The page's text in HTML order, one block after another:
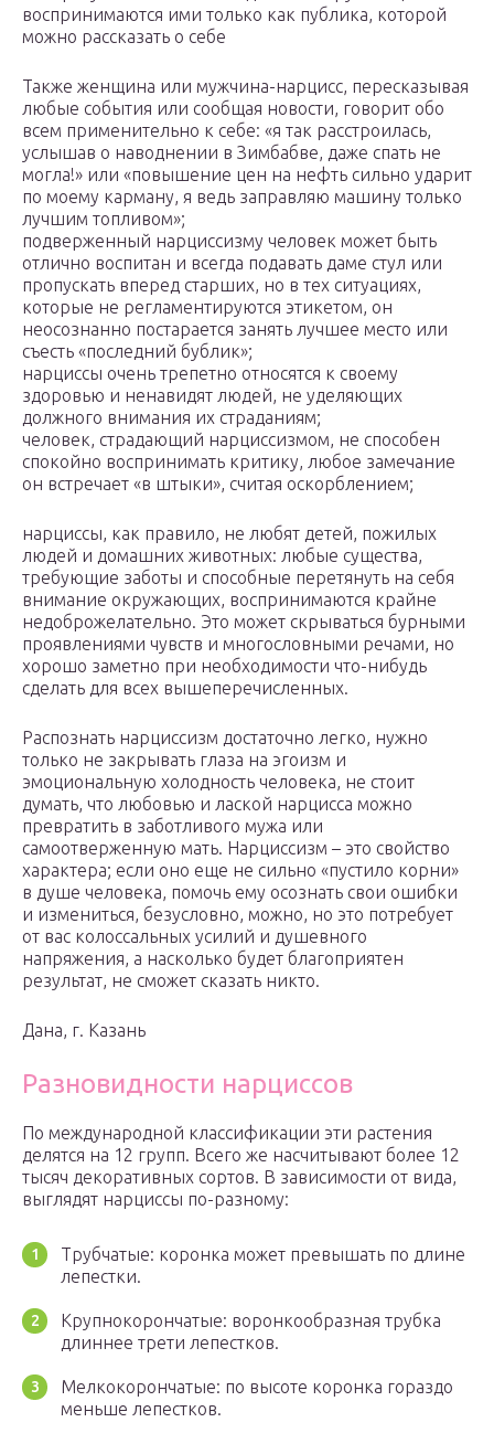
воспринимаются ими только как публика, которой
можно рассказать о себе
Также женщина или мужчина-нарцисс, пересказывая
любые события или сообщая новости, говорит обо
всем применительно к себе: «я так расстроилась,
услышав о наводнении в Зимбабве, даже спать не
могла!» или «повышение цен на нефть сильно ударит
по моему карману, я ведь заправляю машину только
лучшим топливом»;
подверженный нарциссизму человек может быть
отлично воспитан и всегда подавать даме стул или
пропускать вперед старших, но в тех ситуациях,
которые не регламентируются этикетом, он
неосознанно постарается занять лучшее место или
съесть «последний бублик»;
нарциссы очень трепетно относятся к своему
здоровью и ненавидят людей, не уделяющих
должного внимания их страданиям;
человек, страдающий нарциссизмом, не способен
спокойно воспринимать критику, любое замечание
он встречает «в штыки», считая оскорблением;
нарциссы, как правило, не любят детей, пожилых
людей и домашних животных: любые существа,
требующие заботы и способные перетянуть на себя
внимание окружающих, воспринимаются крайне
недоброжелательно. Это может скрываться бурными
проявлениями чувств и многословными речами, но
хорошо заметно при необходимости что-нибудь
сделать для всех вышеперечисленных.
Распознать нарциссизм достаточно легко, нужно
только не закрывать глаза на эгоизм и
эмоциональную холодность человека, не стоит
думать, что любовью и лаской нарцисса можно
превратить в заботливого мужа или
самоотверженную мать. Нарциссизм – это свойство
характера; если оно еще не сильно «пустило корни»
в душе человека, помочь ему осознать свои ошибки
и измениться, безусловно, можно, но это потребует
от вас колоссальных усилий и душевного
напряжения, а насколько будет благоприятен
результат, не сможет сказать никто.
Дана, г. Казань
Разновидности нарциссов
По международной классификации эти растения
делятся на 12 групп. Всего же насчитывают более 12
тысяч декоративных сортов. В зависимости от вида,
выглядят нарциссы по-разному:
Трубчатые: коронка может превышать по длине
лепестки.
Крупнокорончатые: воронкообразная трубка
длиннее трети лепестков.
Мелкокорончатые: по высоте коронка гораздо
меньше лепестков.